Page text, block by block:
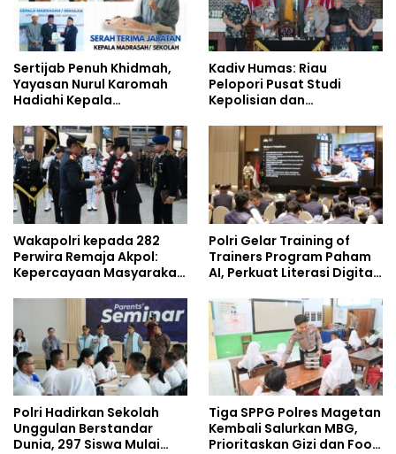
Sertijab Penuh Khidmah,
Yayasan Nurul Karomah
Hadiahi Kepala
Umrah
Kadiv Humas: Riau
Pelopori Pusat Studi
Kepolisian dan
Policing Masuki Babak
Wakapolri kepada 282
Perwira Remaja Akpol:
Kepercayaan Masyarakat
Polri Gelar Training of
Trainers Program Paham
AI, Perkuat Literasi Digital
Polri Hadirkan Sekolah
Unggulan Berstandar
Dunia, 297 Siswa Mulai
Tiga SPPG Polres Magetan
Kembali Salurkan MBG,
Prioritaskan Gizi dan Food